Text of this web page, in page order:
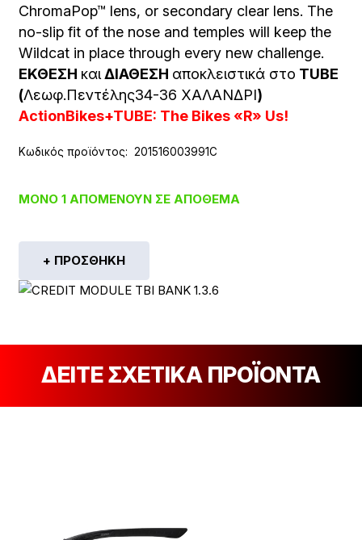
ChromaPop™ lens, or secondary clear lens. The
no-slip fit of the nose and temples will keep the
Wildcat in place through every new challenge.
ΕΚΘΕΣΗ καιΔΙΑΘΕΣΗ αποκλειστικά στο TUBE
(Λεωφ.Πεντέλης34-36 ΧΑΛΑΝΔΡΙ)
ActionBikes+TUBE: The Bikes «R» Us!
Κωδικός προϊόντος: 201516003991C
ΜΌΝΟ 1 ΑΠΟΜΈΝΟΥΝ ΣΕ ΑΠΌΘΕΜΑ
+ ΠΡΟΣΘΉΚΗ
ΔΕΙΤΕ ΣΧΕΤΙΚΑ ΠΡΟΪΟΝΤΑ